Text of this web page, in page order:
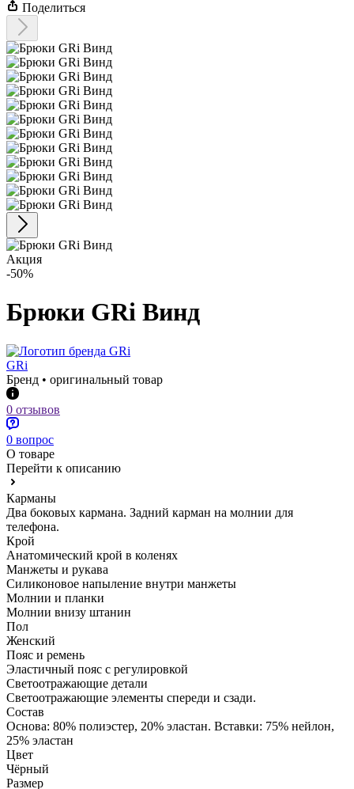
Поделиться
Акция
-50%
Брюки GRi Винд
GRi
Бренд • оригинальный товар
0 отзывов
0 вопрос
О товаре
Перейти к описанию
Карманы
Два боковых кармана. Задний карман на молнии для
телефона.
Крой
Анатомический крой в коленях
Манжеты и рукава
Cиликоновое напыление внутри манжеты
Молнии и планки
Молнии внизу штанин
Пол
Женский
Пояс и ремень
Эластичный пояс с регулировкой
Светоотражающие детали
Светоотражающие элементы спереди и сзади.
Состав
Основа: 80% полиэстер, 20% эластан. Вставки: 75% нейлон,
25% эластан
Цвет
Чёрный
Размер